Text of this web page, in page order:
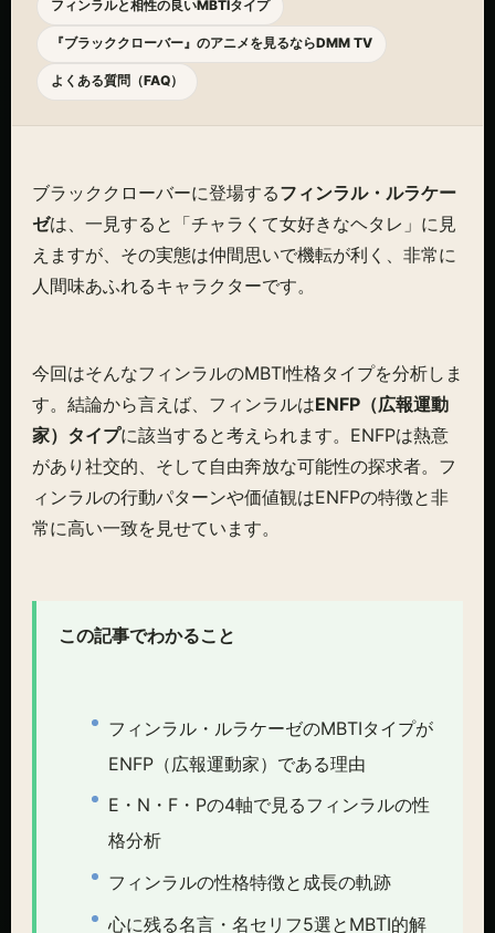
フィンラルと相性の良いMBTIタイプ
『ブラッククローバー』のアニメを見るならDMM TV
よくある質問（FAQ）
ブラッククローバーに登場するフィンラル・ルラケー
ゼは、一見すると「チャラくて女好きなヘタレ」に見
えますが、その実態は仲間思いで機転が利く、非常に
人間味あふれるキャラクターです。
今回はそんなフィンラルのMBTI性格タイプを分析しま
す。結論から言えば、フィンラルはENFP（広報運動
家）タイプに該当すると考えられます。ENFPは熱意
があり社交的、そして自由奔放な可能性の探求者。フ
ィンラルの行動パターンや価値観はENFPの特徴と非
常に高い一致を見せています。
この記事でわかること
フィンラル・ルラケーゼのMBTIタイプが
ENFP（広報運動家）である理由
E・N・F・Pの4軸で見るフィンラルの性
格分析
フィンラルの性格特徴と成長の軌跡
心に残る名言・名セリフ5選とMBTI的解